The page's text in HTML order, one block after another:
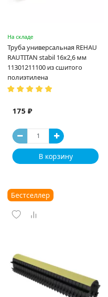
На складе
Труба универсальная REHAU
RAUTITAN stabil 16х2,6 мм
11301211100 из сшитого
полиэтилена
175 ₽
В корзину
Бестселлер